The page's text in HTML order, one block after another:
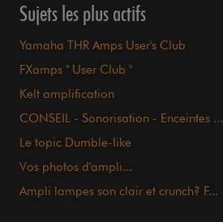
Sujets les plus actifs
Yamaha THR Amps User's Club
FXamps " User Club "
Kelt amplification
CONSEIL - Sonorisation - Enceintes ...
Le topic Dumble-like
Vos photos d'ampli...
Ampli lampes son clair et crunch? F...